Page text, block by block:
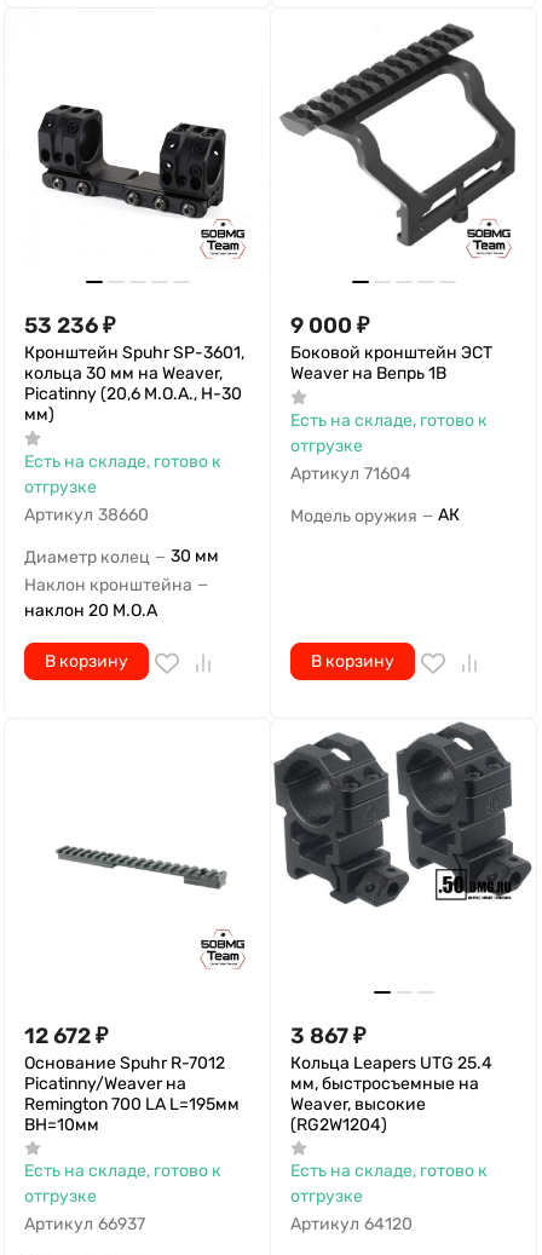
53 236₽
Кронштейн Spuhr SP-3601,
кольца 30 мм на Weaver,
Picatinny (20,6 M.O.A., H-30
мм)
Есть на складе, готово к
отгрузке
Артикул 38660
Диаметр колец — 30 мм
Наклон кронштейна —
наклон 20 M.O.A
В корзину
9 000 ₽
Боковой кронштейн ЭСТ
Weaver на Вепрь 1В
Есть на складе, готово к
отгрузке
Артикул 71604
Модель оружия — АК
В корзину
12 672₽
Основание Spuhr R-7012
Picatinny/Weaver на
Remington 700 LA L=195мм
ВН=10мм
Есть на складе, готово к
отгрузке
Артикул 66937
3 867₽
Кольца Leapers UTG 25.4
мм, быстросъемные на
Weaver, высокие
(RG2W1204)
Есть на складе, готово к
отгрузке
Артикул 64120